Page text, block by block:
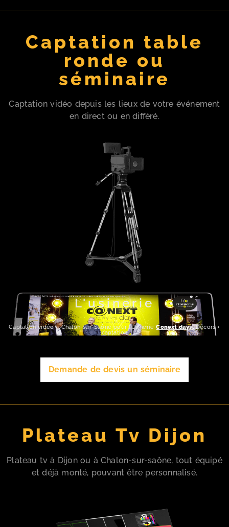
Captation table
ronde ou
séminaire
Captation vidéo depuis les lieux de votre événement
en direct ou en différé.
L'usinerie
Captation vidéo à Chalon-sur-Saône pour l’Usinerie Conext days.Décors +
captation
Demande de devis un séminaire
Plateau Tv Dijon
Plateau tv à Dijon ou à Chalon-sur-saône, tout équipé
et déjà monté, pouvant être personnalisé.